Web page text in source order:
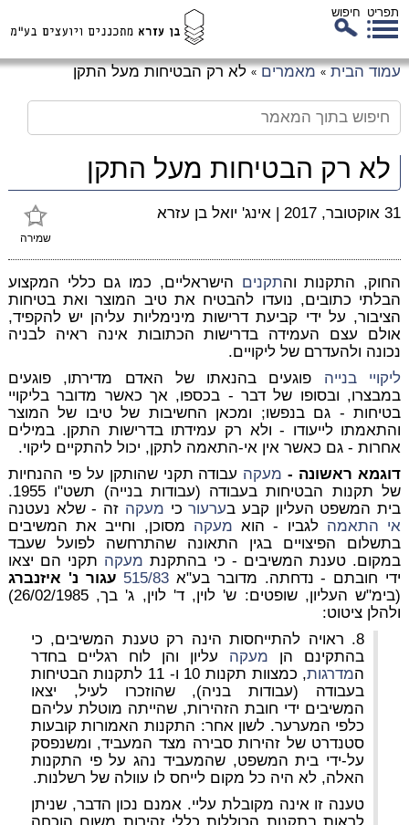
תפריט חיפוש
עמוד הבית » מאמרים » לא רק הבטיחות מעל התקן
לא רק הבטיחות מעל התקן
שמירה
31 אוקטובר, 2017 | אינג' יואל בן עזרא
החוק, התקנות והתקנים הישראליים, כמו גם כללי המקצוע
הבלתי כתובים, נועדו להבטיח את טיב המוצר ואת בטיחות
הציבור, על ידי קביעת דרישות מינימליות עליהן יש להקפיד,
אולם עצם העמידה בדרישות הכתובות אינה ראיה לבניה
נכונה ולהעדרם של ליקויים.
ליקויי בנייה פוגעים בהנאתו של האדם מדירתו, פוגעים
במבצרו, ובסופו של דבר - בכספו, אך כאשר מדובר בליקויי
בטיחות - גם בנפשו; ומכאן החשיבות של טיבו של המוצר
והתאמתו לייעודו - ולא רק עמידתו בדרישות התקן. במילים
אחרות - גם כאשר אין אי-התאמה לתקן, יכול להתקיים ליקוי.
דוגמא ראשונה - מעקה עבודה תקני שהותקן על פי ההנחיות
של תקנות הבטיחות בעבודה (עבודות בנייה) תשט"ו 1955.
בית המשפט העליון קבע בערעורכי מעקה זה - שלא נעטנה
אי התאמה לגביו - הוא מעקה מסוכן, וחייב את המשיבים
בתשלום הפיצויים בגין התאונה שהתרחשה לפועל שעבד
במקום. טענת המשיבים - כי בהתקנת מעקה תקני הם יצאו
ידי חובתם - נדחתה. מדובר בע"א 515/83 עגור נ' איזנברג
(בימ"ש העליון, שופטים: ש' לוין, ד' לוין, ג' בך, 26/02/1985)
ולהלן ציטוט:
8. ראויה להתייחסות הינה רק טענת המשיבים, כי
בהתקינם הן מעקה עליון והן לוח רגליים בחדר
המדרגות
, כמצוות תקנות 10 ו- 11 לתקנות הבטיחות
בעבודה (עבודות בניה), שהוזכרו לעיל, יצאו
המשיבים ידי חובת הזהירות, שהייתה מוטלת עליהם
כלפי המערער. לשון אחר: התקנות האמורות קובעות
סטנדרט של זהירות סבירה מצד המעביד, ומשנפסק
על-ידי בית המשפט, שהמעביד נהג על פי התקנות
האלה, לא היה כל מקום לייחס לו עוולה של רשלנות.
טענה זו אינה מקובלת עליי. אמנם נכון הדבר, שניתן
לראות בתקנות הכוללות כללי זהירות משום הוכחה